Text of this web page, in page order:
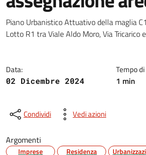
Dettagli della notizia
Piano Urbanistico Attuativo della maglia
Lotto R1 tra Viale Aldo Moro, Via Tricarico
Data:
02 Dicembre 2024
Tempo
1 min
Condividi Vedi azioni
Argomenti
Imprese Residenza